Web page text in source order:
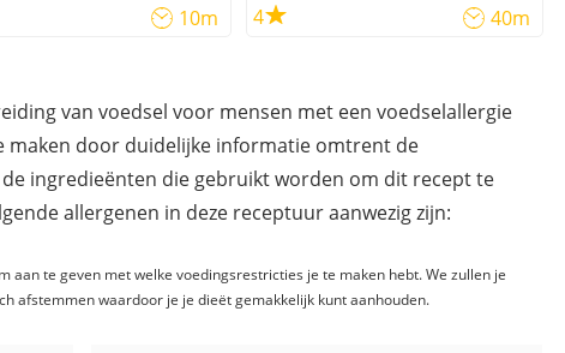
10m
4
40m
van voedsel voor mensen met een voedselallergie
maken door duidelijke informatie omtrent de
ingredieënten die gebruikt worden om dit recept te
allergenen in deze receptuur aanwezig zijn:
aan te geven met welke voedingsrestricties je te maken hebt. We zullen je
afstemmen waardoor je je dieët gemakkelijk kunt aanhouden.